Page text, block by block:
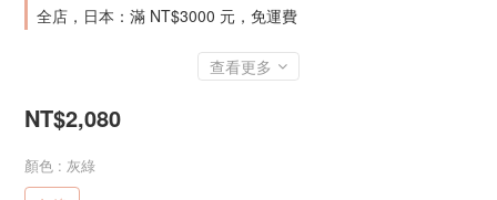
全店，日本：滿 NT$3000 元，免運費
查看更多
NT$2,080
顏色 : 灰綠